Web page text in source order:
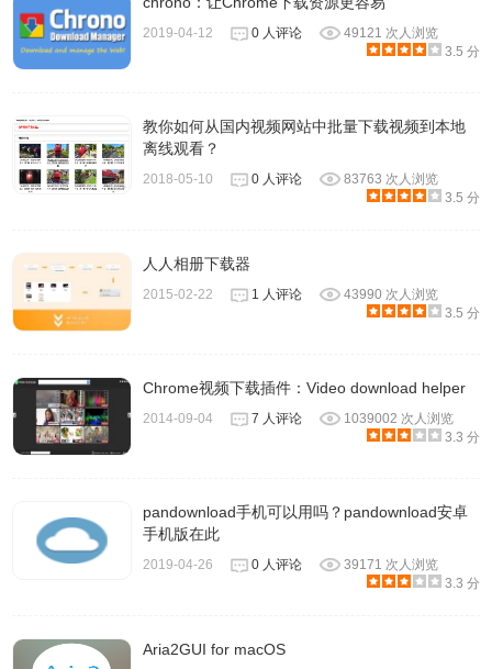
多个 Torrent 追踪器来查找您需要的内容，计划下载、iTunes
集成、从网络下载视频等都是专业版特有的。Folx Pro的优
件的易用性。你可以根据自己的需要选择是否购买专业版。
如果你不想破费也有其他的办法：
uTorrent easy client
Chrome插件；还有免费下载视频你也可
Folx for Mac使用方法
1、安装软件很简单，下载完成后打开即可，拖动文件到app
文件夹。然后进入应用界面就可以看到了。
2、打开软件，现在使用的话只能复制网址进行下载，不能点
3、现在配置浏览器关联，打开软件的偏好设置：
2019-04-12 0 人评论
49121 次人浏览
3.5 分
教你如何从国内视频网站中批量下载视频到本地
离线观看？
2018-05-10 0 人评论
83763 次人浏览
3.5 分
人人相册下载器
2015-02-22 1 人评论
43990 次人浏览
3.5 分
Chrome视频下载插件：Video download helper
2014-09-04 7 人评论
1039002 次人浏览
3.3 分
pandownload手机可以用吗？pandownload安卓
手机版在此
2019-04-26 0 人评论
39171 次人浏览
3.3 分
Aria2GUI for macOS